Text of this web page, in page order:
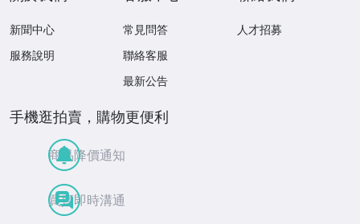
新聞中心
服務說明
常見問答
聯絡客服
最新公告
人才招募
手機逛拍賣，購物更便利
商品降價通知
買賣即時溝通